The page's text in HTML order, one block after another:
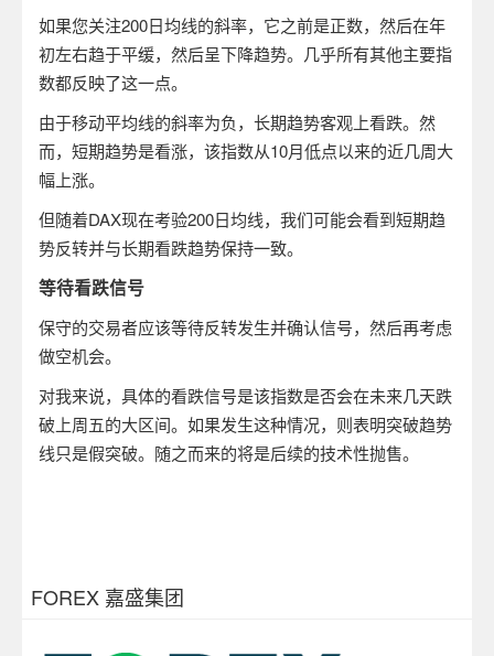
如果您关注200日均线的斜率，它之前是正数，然后在年
初左右趋于平缓，然后呈下降趋势。几乎所有其他主要指
数都反映了这一点。
由于移动平均线的斜率为负，长期趋势客观上看跌。然
而，短期趋势是看涨，该指数从10月低点以来的近几周大
幅上涨。
但随着DAX现在考验200日均线，我们可能会看到短期趋
势反转并与长期看跌趋势保持一致。
等待看跌信号
保守的交易者应该等待反转发生并确认信号，然后再考虑
做空机会。
对我来说，具体的看跌信号是该指数是否会在未来几天跌
破上周五的大区间。如果发生这种情况，则表明突破趋势
线只是假突破。随之而来的将是后续的技术性抛售。
FOREX 嘉盛集团